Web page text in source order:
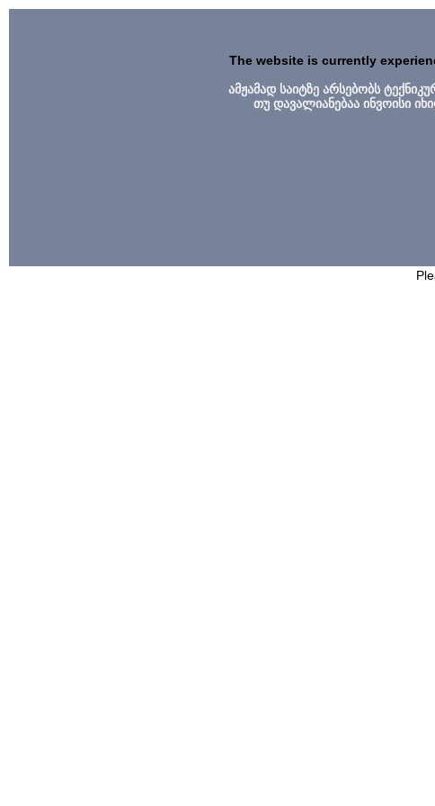
The website is currently
ამჟამად საიტზე არსებობს
თუ დავალიანებაა ინვოისი